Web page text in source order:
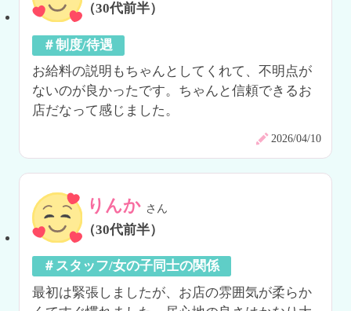
（30代前半）
＃制度/待遇
お給料の説明もちゃんとしてくれて、不明点が
ないのが良かったです。ちゃんと信頼できるお
店だなって感じました。
2026/04/10
りんか さん
（30代前半）
＃スタッフ/女の子同士の関係
最初は緊張しましたが、お店の雰囲気が柔らか